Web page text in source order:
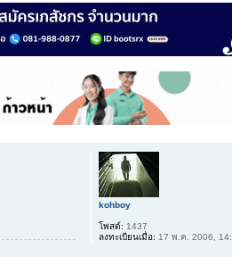
kohboy
โพสต์: 1437
ลงทะเบียนเมื่อ: 17 พ.ค. 2006,